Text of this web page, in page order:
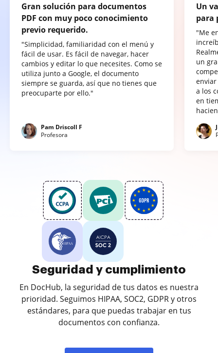
Gran solución para documentos
PDF con muy poco conocimiento
previo requerido.
"Simplicidad, familiaridad con el menú y
fácil de usar. Es fácil de navegar, hacer
cambios y editar lo que necesites. Como se
utiliza junto a Google, el documento
siempre se guarda, así que no tienes que
preocuparte por ello."
Pam Driscoll F
Profesora
Un
para
"Me
un
a los
en
Seguridad y cumplimiento
En DocHub, la seguridad de tus datos es nuestra
prioridad. Seguimos HIPAA, SOC2, GDPR y otros
estándares, para que puedas trabajar en tus
documentos con confianza.